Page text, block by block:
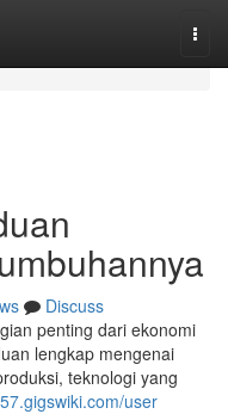
Discuss
penting dari ekonomi
lengkap mengenai
teknologi yang
user